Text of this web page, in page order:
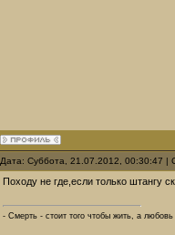
Дата: Суббота, 21.07.2012, 00:30:47
Походу не где,если только штангу
- Смерть - стоит того чтобы жить, а любовь